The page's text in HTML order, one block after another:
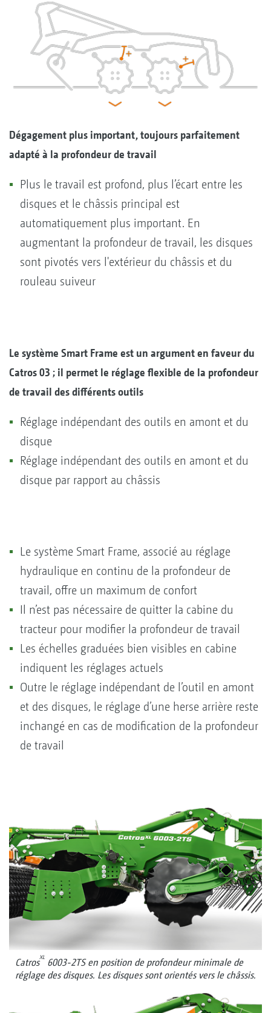
Dégagement plus important, toujours parfaitement
adapté à la profondeur de travail
Plus le travail est profond, plus l’écart entre les
disques et le châssis principal est
automatiquement plus important. En
augmentant la profondeur de travail, les disques
sont pivotés vers l'extérieur du châssis et du
rouleau suiveur
Le système Smart Frame est un argument en faveur du
Catros 03 ; il permet le réglage flexible de la profondeur
de travail des différents outils
Réglage indépendant des outils en amont et du
disque
Réglage indépendant des outils en amont et du
disque par rapport au châssis
Le système Smart Frame, associé au réglage
hydraulique en continu de la profondeur de
travail, offre un maximum de confort
Il n’est pas nécessaire de quitter la cabine du
tracteur pour modifier la profondeur de travail
Les échelles graduées bien visibles en cabine
indiquent les réglages actuels
Outre le réglage indépendant de l’outil en amont
et des disques, le réglage d’une herse arrière reste
inchangé en cas de modification de la profondeur
de travail
CatrosXL 6003-2TS en position de profondeur minimale de
réglage des disques. Les disques sont orientés vers le châssis.